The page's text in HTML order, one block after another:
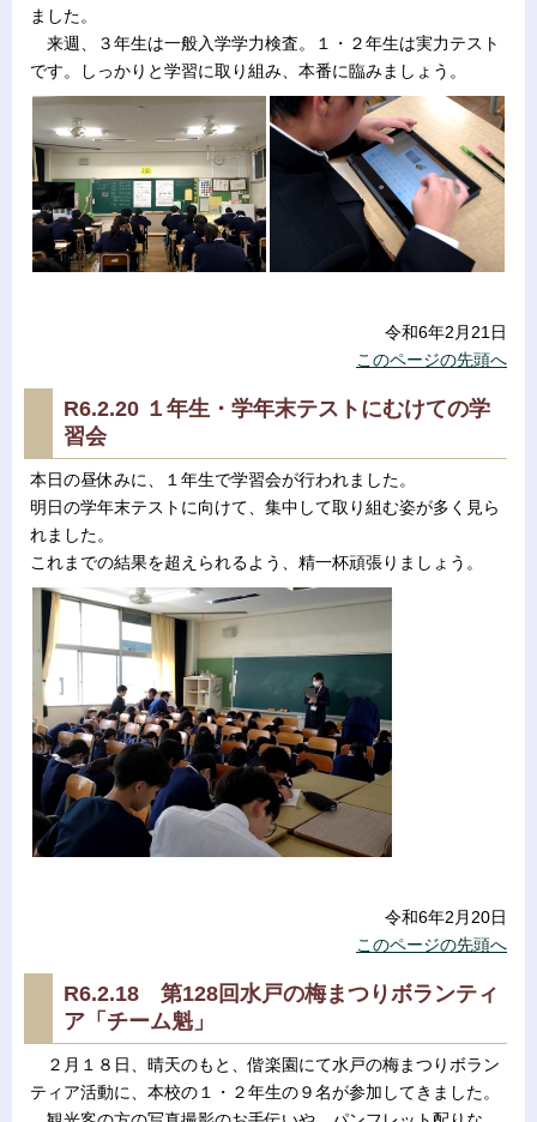
ました。
来週、３年生は一般入学学力検査。１・２年生は実力テスト
です。しっかりと学習に取り組み、本番に臨みましょう。
令和6年2月21日
このページの先頭へ
R6.2.20 １年生・学年末テストにむけての学
習会
本日の昼休みに、１年生で学習会が行われました。
明日の学年末テストに向けて、集中して取り組む姿が多く見ら
れました。
これまでの結果を超えられるよう、精一杯頑張りましょう。
令和6年2月20日
このページの先頭へ
R6.2.18 第128回水戸の梅まつりボランティ
ア「チーム魁」
２月１８日、晴天のもと、偕楽園にて水戸の梅まつりボラン
ティア活動に、本校の１・２年生の９名が参加してきました。